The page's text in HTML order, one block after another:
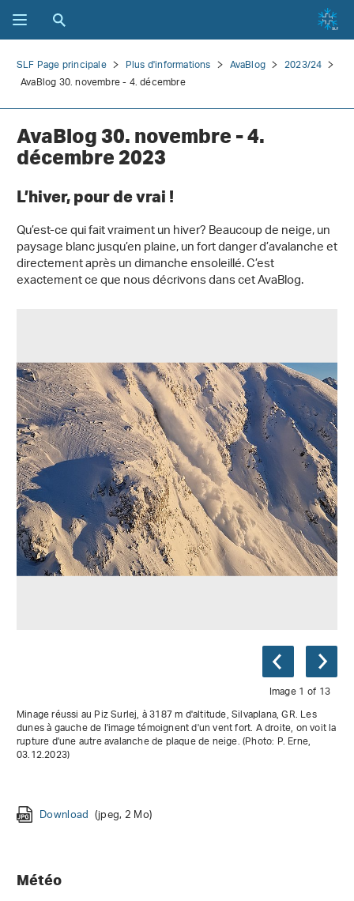
SLF Page principale Plus d'informations AvaBlog
2023/24
AvaBlog 30. novembre - 4. décembre
AvaBlog 30. novembre - 4.
décembre 2023
L’hiver, pour de vrai !
Qu’est-ce qui fait vraiment un hiver? Beaucoup de neige, un
paysage blanc jusqu’en plaine, un fort danger d’avalanche et
directement après un dimanche ensoleillé. C’est
exactement ce que nous décrivons dans cet AvaBlog.
Image 1 of 13
Minage réussi au Piz Surlej, à 3187 m d'altitude, Silvaplana, GR. Les
dunes à gauche de l'image témoignent d'un vent fort. A droite, on voit la
rupture d'une autre avalanche de plaque de neige. (Photo: P. Erne,
03.12.2023)
Download (jpeg, 2 Mo)
Download (jpg, 7 Mo)
Download (jpg, 4 Mo)
Download (jpg, 994 Ko)
Download (jpg, 7 Mo)
Météo